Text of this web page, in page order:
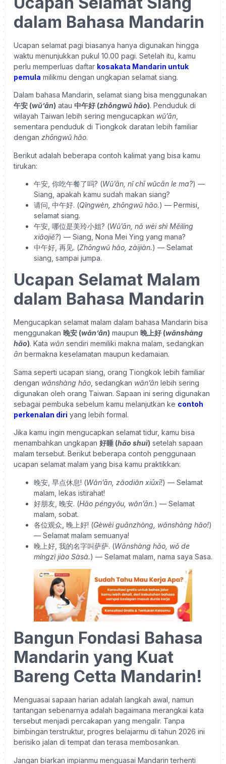
dalam Bahasa Mandarin
Ucapan selamat pagi biasanya hanya digunakan hingga
waktu menunjukkan pukul 10.00 pagi. Setelah itu, kamu
perlu memperluas daftar kosakata Mandarin untuk
pemula milikmu dengan ungkapan selamat siang.
Dalam bahasa Mandarin, selamat siang bisa menggunakan
午安 (wǔ’ān) atau 中午好 (zhōngwǔ hǎo). Penduduk di
wilayah Taiwan lebih sering mengucapkan wǔ’ān
sementara penduduk di Tiongkok daratan lebih familiar
dengan zhōngwǔ hǎo.
Berikut adalah beberapa contoh kalimat yang bisa kamu
tirukan:
午安, 你吃午餐了吗? (Wǔ’ān, nǐ chī wǔcān le ma?) —
Siang, apakah kamu sudah makan siang?
请问, 中午好. (Qǐngwèn, zhōngwǔ hǎo.) — Permisi,
selamat siang.
午安, 哪位是美玲小姐? (Wǔ’ān, nǎ wèi shì Měilíng
xiǎojiě?) — Siang, Nona Mei Ying yang mana?
中午好, 再见. (Zhōngwǔ hǎo, zàijiàn.) — Selamat
siang, sampai jumpa.
Ucapan Selamat Malam
dalam Bahasa Mandarin
Mengucapkan selamat malam dalam bahasa Mandarin bisa
menggunakan 晚安 (wǎn’ān) maupun 晚上好 (wǎnshàng
hǎo). Kata wǎn sendiri memiliki makna malam, sedangkan
ān bermakna keselamatan maupun kedamaian.
Sama seperti ucapan siang, orang Tiongkok lebih familiar
dengan wǎnshàng hǎo , sedangkan wǎn’ān lebih sering
digunakan oleh orang Taiwan. Sapaan ini sering digunakan
sebagai pembuka sebelum kamu melanjutkan ke contoh
perkenalan diri yang lebih formal.
Jika kamu ingin mengucapkan selamat tidur, kamu bisa
menambahkan ungkapan 好睡 (hǎo shuì) setelah sapaan
malam tersebut. Berikut beberapa contoh penggunaan
ucapan selamat malam yang bisa kamu praktikkan:
晚安, 早点休息! (Wǎn’ān, zǎodiǎn xiūxī!) — Selamat
malam, lekas istirahat!
好朋友, 晚安. (Hǎo péngyǒu, wǎn’ān.) — Selamat
malam, sobat.
各位观众, 晚上好! (Gèwèi guānzhòng, wǎnshàng hǎo!)
— Selamat malam semuanya!
晚上好, 我的名字叫萨萨. (Wǎnshàng hǎo, wǒ de
míngzì jiào Sàsà.) — Selamat malam, nama saya Sasa.
Bangun Fondasi Bahasa
Mandarin yang Kuat
Bareng Cetta Mandarin!
Menguasai sapaan harian adalah langkah awal, namun
tantangan sebenarnya adalah bagaimana merangkai kata
tersebut menjadi percakapan yang mengalir. Tanpa
bimbingan terstruktur, progres belajarmu di tahun 2026 ini
berisiko jalan di tempat dan terasa membosankan.
Jangan biarkan impianmu menguasai Mandarin terhenti